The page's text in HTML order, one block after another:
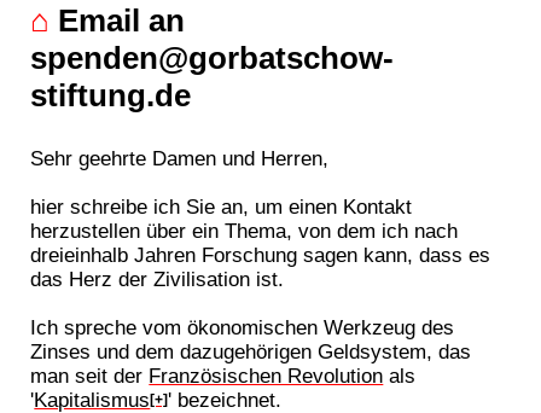
⌂ Email an
spenden@gorbatschow-
stiftung.de
Sehr geehrte Damen und Herren,
hier schreibe ich Sie an, um einen Kontakt
herzustellen über ein Thema, von dem ich nach
dreieinhalb Jahren Forschung sagen kann, dass es
das Herz der Zivilisation ist.
Ich spreche vom ökonomischen Werkzeug des
Zinses und dem dazugehörigen Geldsystem, das
man seit der Französischen Revolution als
'Kapitalismus[+]' bezeichnet.